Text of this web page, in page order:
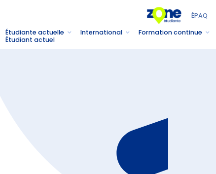
ÉPAQ
Étudiante actuelle
Étudiant actuel
International Formation continue